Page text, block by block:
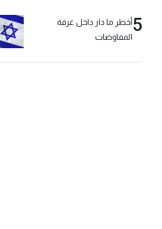
5أخطر ما دار داخل غرفة
المفاوضات